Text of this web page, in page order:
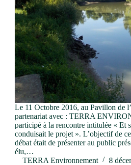
Le 11 Octobre 2016, au Pavillon de
partenariat avec : TERRA
participé à la rencontre intitulée « Et
conduisait le projet ». L’objectif de
débat était de présenter au public
élu,…
TERRA Environnement
8